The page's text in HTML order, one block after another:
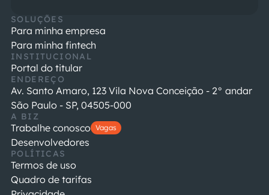
SOLUÇÕES
Para minha empresa
Para minha fintech
INSTITUCIONAL
Portal do titular
ENDEREÇO
Av. Santo Amaro, 123 Vila Nova Conceição - 2° andar
São Paulo - SP, 04505-000
A BIZ
Trabalhe conosco Vagas
Desenvolvedores
POLÍTICAS
Termos de uso
Quadro de tarifas